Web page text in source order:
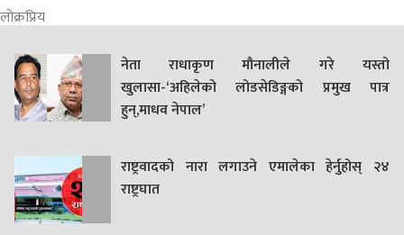
लोक्रप्रिय
नेता राधाकृण मौनालीले गरे यस्तो
खुलासा-‘अहिलेको लोडसेडिङ्गको प्रमुख पात्र
हुन्,माधव नेपाल’
राष्ट्रवादको नारा लगाउने एमालेका हेर्नुहोस् २४
राष्ट्रघात